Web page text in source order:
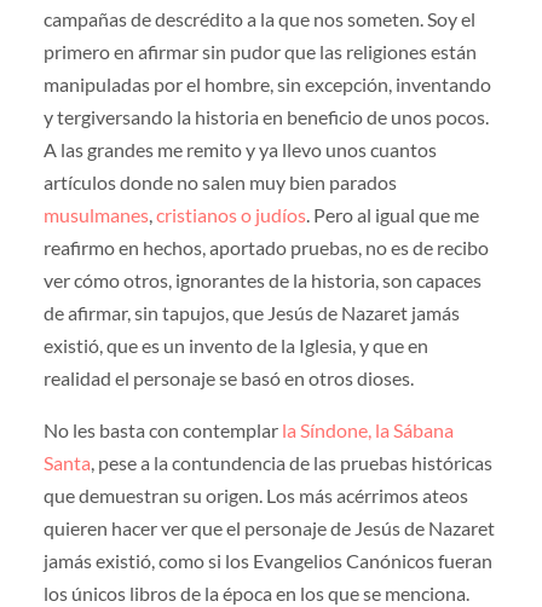
campañas de descrédito a la que nos someten. Soy el
primero en afirmar sin pudor que las religiones están
manipuladas por el hombre, sin excepción, inventando
y tergiversando la historia en beneficio de unos pocos.
A las grandes me remito y ya llevo unos cuantos
artículos donde no salen muy bien parados
musulmanes,cristianos o judíos. Pero al igual que me
reafirmo en hechos, aportado pruebas, no es de recibo
ver cómo otros, ignorantes de la historia, son capaces
de afirmar, sin tapujos, que Jesús de Nazaret jamás
existió, que es un invento de la Iglesia, y que en
realidad el personaje se basó en otros dioses.
No les basta con contemplar la Síndone, la Sábana
Santa, pese a la contundencia de las pruebas históricas
que demuestran su origen. Los más acérrimos ateos
quieren hacer ver que el personaje de Jesús de Nazaret
jamás existió, como si los Evangelios Canónicos fueran
los únicos libros de la época en los que se menciona.